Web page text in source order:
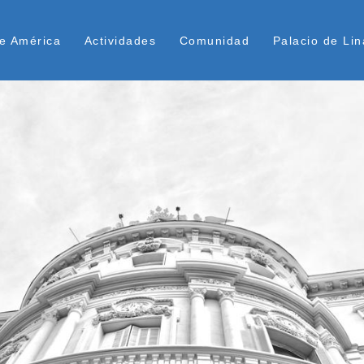
Superior
América Actividades Comunidad Palacio de